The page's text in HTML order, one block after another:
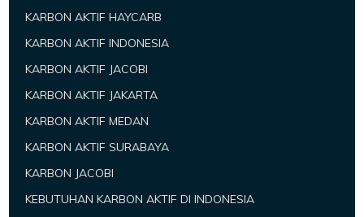
KARBON AKTIF HAYCARB
KARBON AKTIF INDONESIA
KARBON AKTIF JACOBI
KARBON AKTIF JAKARTA
KARBON AKTIF MEDAN
KARBON AKTIF SURABAYA
KARBON JACOBI
KEBUTUHAN KARBON AKTIF DI INDONESIA